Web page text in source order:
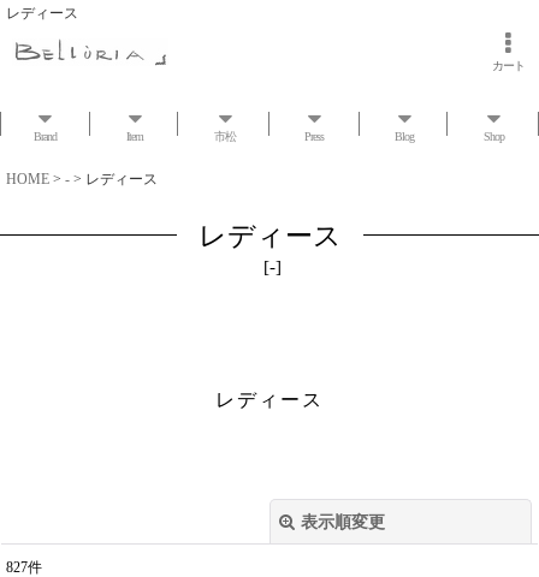
レディース
カート
Brand Item 市松 Press Blog Shop
HOME > - > レディース
レディース
[-]
レディース
表示順変更
827件